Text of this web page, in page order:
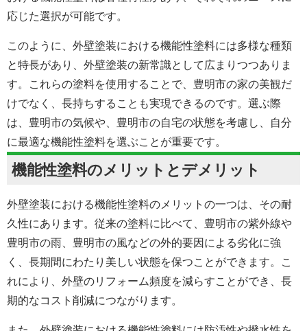
応じた選択が可能です。
このように、外壁塗装における機能性塗料には多様な種類
と特長があり、外壁塗装の新常識として広まりつつありま
す。これらの塗料を使用することで、豊明市の家の美観だ
けでなく、長持ちすることも実現できるのです。選ぶ際
は、豊明市の気候や、豊明市の自宅の状態を考慮し、自分
に最適な機能性塗料を選ぶことが重要です。
機能性塗料のメリットとデメリット
外壁塗装における機能性塗料のメリットの一つは、その耐
久性にあります。従来の塗料に比べて、豊明市の紫外線や
豊明市の雨、豊明市の風などの外的要因による劣化に強
く、長期間にわたり美しい状態を保つことができます。こ
れにより、外壁のリフォーム頻度を減らすことができ、長
期的なコスト削減につながります。